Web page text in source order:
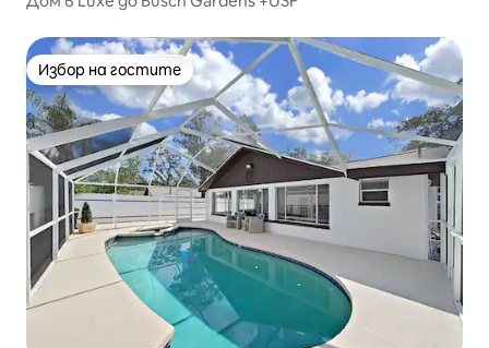
Избор на гостите
Избор на гостите